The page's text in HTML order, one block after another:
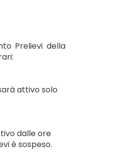
Prelievi della
attivo solo
dalle ore
è sospeso.